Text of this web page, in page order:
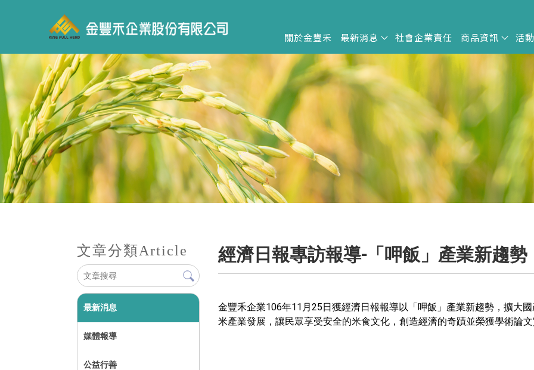
關於金豐禾 最新消息 社會企業責任 商品資訊 活
文章分類Article
最新消息
媒體報導
公益行善
經濟日報專訪報導-「呷飯」產業新趨勢
金豐禾企業106年11月25日獲經濟日報報導以「呷飯」產業新趨勢，擴大
米產業發展，讓民眾享受安全的米食文化，創造經濟的奇蹟並榮獲學術論